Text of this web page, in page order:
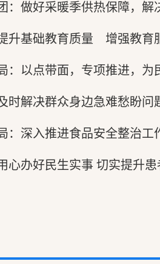
：做好采暖季供热保障，解
升基础教育质量 增强教育
：以点带面，专项推进，为
时解决群众身边急难愁盼问
：深入推进食品安全整治工
心办好民生实事 切实提升患